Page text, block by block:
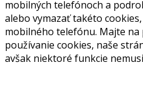
mobilných telefónoch a
alebo vymazať takéto
mobilného telefónu. Majte na
používanie cookies, naše
avšak niektoré funkcie